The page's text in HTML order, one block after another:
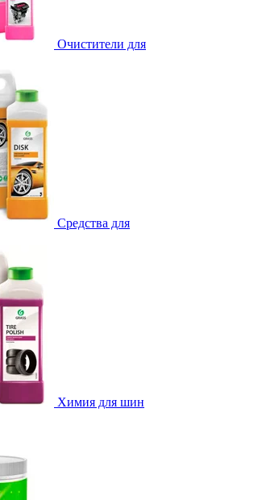
Очистители для
Средства для
Химия для шин